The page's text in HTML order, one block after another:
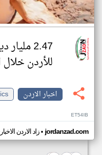
2.47
للأردن
اخبار الاردن
ET54IB
زاد الاردن•jordanzad.com